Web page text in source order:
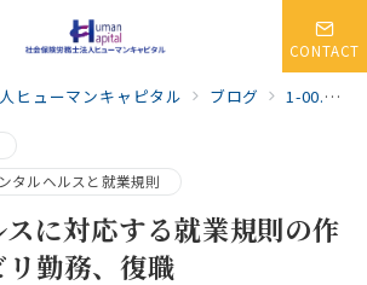
CONTACT
ヒューマンキャピタル ブログ 1-00.0.就業規則作成
タルヘルスと就業規則
スに対応する就業規則の作
リ勤務、復職